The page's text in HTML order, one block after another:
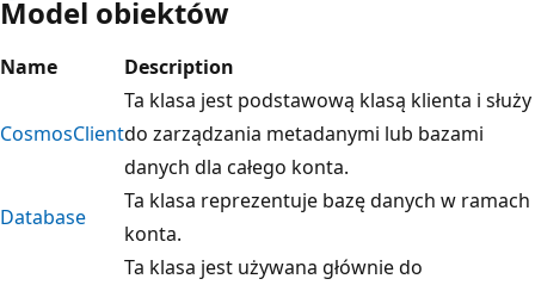
Model obiektów
Name Description
CosmosClient
Ta klasa jest podstawową klasą klienta i służy
do zarządzania metadanymi lub bazami
danych dla całego konta.
Database
Ta klasa reprezentuje bazę danych w ramach
konta.
Ta klasa jest używana głównie do